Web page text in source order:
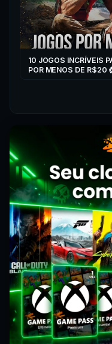
10 JOGOS INCRÍVEIS
POR MENOS DE R$20